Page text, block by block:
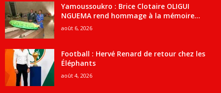
Yamoussoukro : Brice Clotaire OLIGUI
NGUEMA rend hommage à la mémoire...
août 6, 2026
Football : Hervé Renard de retour chez les
Éléphants
août 4, 2026